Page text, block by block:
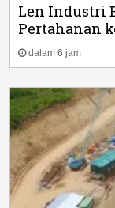
Len Industri
Pertahanan
dalam 6 jam